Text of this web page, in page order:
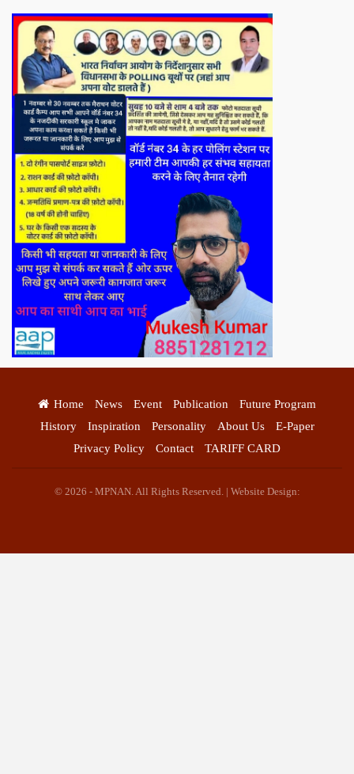
Home News Event Publication
Future Program
History
Inspiration Personality About Us
E-Paper
Privacy Policy
Contact TARIFF CARD
© 2026 - MPNAN. All Rights Reserved. | Website Design: